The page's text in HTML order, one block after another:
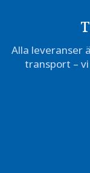
Alla leveranser
transport –